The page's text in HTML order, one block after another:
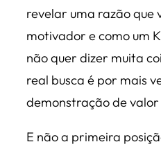
revelar uma razão que
motivador e como um
não quer dizer muita
real busca é por mais
demonstração de
E não a primeira